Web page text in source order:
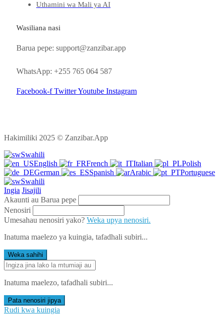
Uthamini wa Mali ya AI
Wasiliana nasi
Barua pepe: support@zanzibar.app
WhatsApp: +255 765 064 587
Facebook-f TwitterYoutube Instagram
Hakimiliki 2025 © Zanzibar.App
Swahili
English
French Italian
Polish
German
Spanish Arabic
Portuguese
Swahili
Ingia Jisajili
Akaunti au Barua pepe
Nenosiri
Umesahau nenosiri yako? Weka upya nenosiri.
Inatuma maelezo ya kuingia, tafadhali subiri...
Weka sahihi
Inatuma maelezo, tafadhali subiri...
Pata nenosiri jipya
Rudi kwa kuingia